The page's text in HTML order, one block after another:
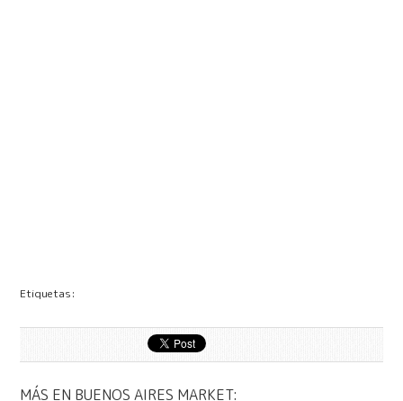
Etiquetas:
MÁS EN BUENOS AIRES MARKET: